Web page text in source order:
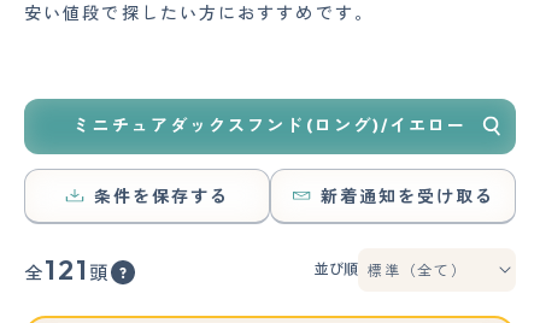
安い値段で探したい方におすすめです。
ミニチュアダックスフンド(ロング)/イエロー
条件を保存する 新着通知を受け取る
全121 頭 並び順